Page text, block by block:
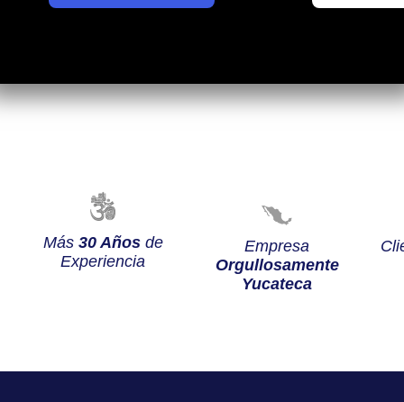
Más 30 Añosde
Experiencia
Empresa
Orgullosamente
Yucateca